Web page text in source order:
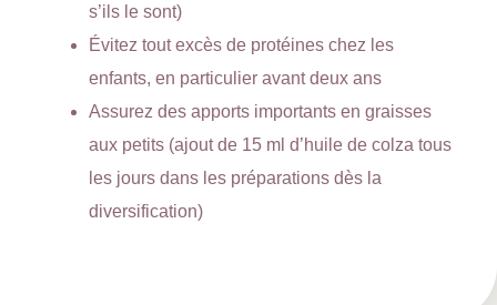
s’ils le sont)
Évitez tout excès de protéines chez les
enfants, en particulier avant deux ans
Assurez des apports importants en graisses
aux petits (ajout de 15 ml d’huile de colza tous
les jours dans les préparations dès la
diversification)